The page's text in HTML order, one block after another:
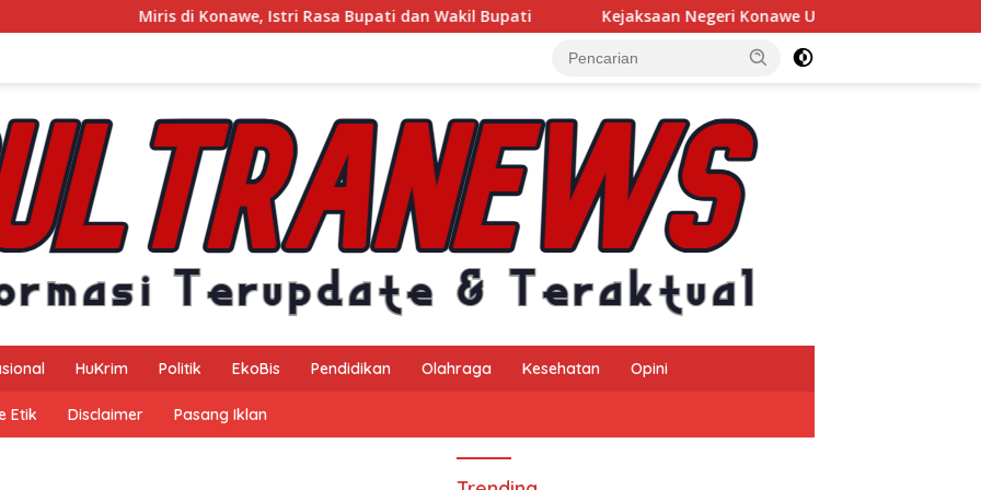
Miris di Konawe, Istri Rasa Bupati dan Wakil Bupati Kejaksaan Negeri Konawe Usut Dugaan Korupsi Insentif
HuKrim Politik EkoBis Pendidikan Olahraga Kesehatan Opini
Etik Disclaimer Pasang Iklan